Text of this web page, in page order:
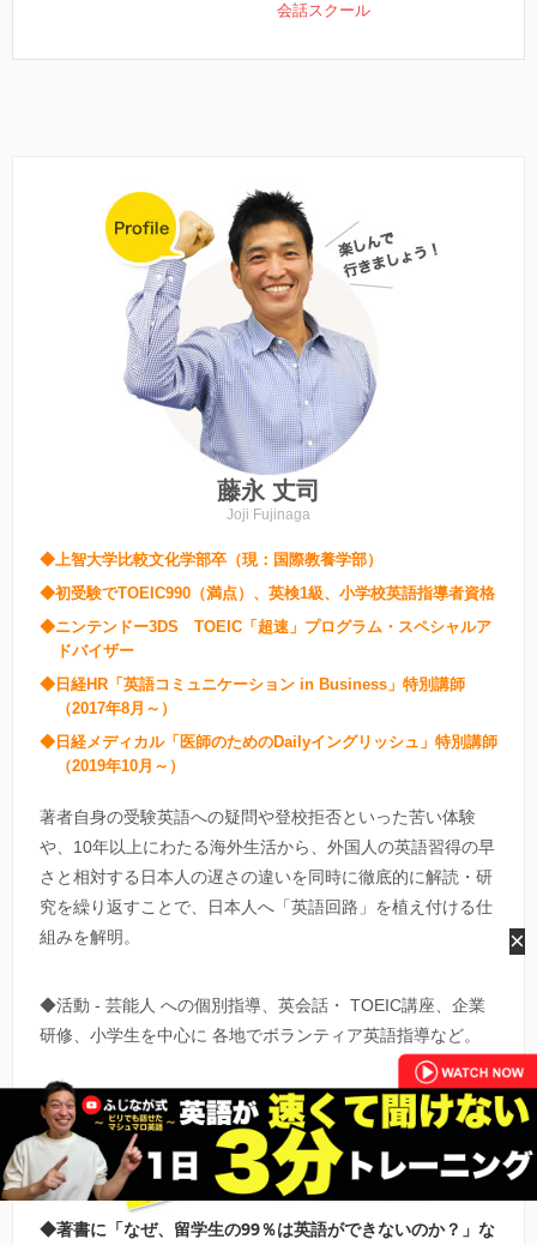
会話スクール
藤永 丈司
Joji Fujinaga
◆上智大学比較文化学部卒（現：国際教養学部）
◆初受験でTOEIC990（満点）、英検1級、小学校英語指導者資格
◆ニンテンドー3DS TOEIC「超速」プログラム・スペシャルア
ドバイザー
◆日経HR「英語コミュニケーション in Business」特別講師
（2017年8月～）
◆日経メディカル「医師のためのDailyイングリッシュ」特別講師
（2019年10月～）
著者自身の受験英語への疑問や登校拒否といった苦い体験
や、10年以上にわたる海外生活から、外国人の英語習得の早
さと相対する日本人の遅さの違いを同時に徹底的に解読・研
究を繰り返すことで、日本人へ「英語回路」を植え付ける仕
組みを解明。
◆活動 - 芸能人 への個別指導、英会話・ TOEIC講座、企業
研修、小学生を中心に 各地でボランティア英語指導など。
◆著書に「なぜ、留学生の99％は英語ができないのか？」な
×